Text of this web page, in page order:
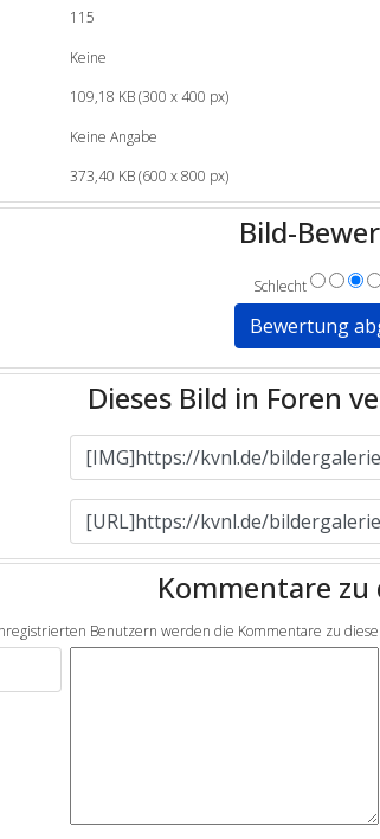
115
Keine
109,18 KB (300 x 400 px)
Keine Angabe
373,40 KB (600 x 800 px)
Bild-
Schlecht
Dieses Bild in Foren
Kommentare zu
Benutzern werden die Kommentare zu